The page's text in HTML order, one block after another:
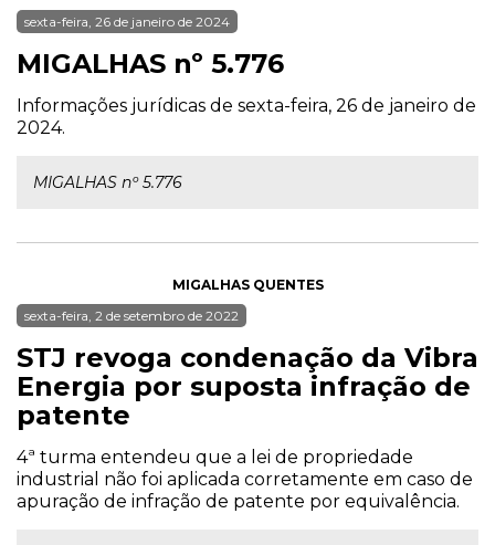
sexta-feira, 26 de janeiro de 2024
MIGALHAS nº 5.776
Informações jurídicas de sexta-feira, 26 de janeiro de
2024.
MIGALHAS nº 5.776
MIGALHAS QUENTES
sexta-feira, 2 de setembro de 2022
STJ revoga condenação da Vibra
Energia por suposta infração de
patente
4ª turma entendeu que a lei de propriedade
industrial não foi aplicada corretamente em caso de
apuração de infração de patente por equivalência.